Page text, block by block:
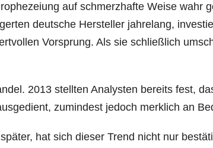
auf schmerzhafte Weise wahr
deutsche Hersteller jahrelang,
Vorsprung. Als sie schließlich
2013 stellten Analysten bereits fest,
zumindest jedoch merklich an
hat sich dieser Trend nicht nur